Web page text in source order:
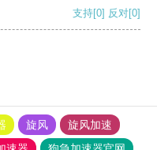
支持[0] 反对[0]
旋风
旋风加速